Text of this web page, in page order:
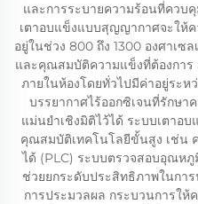
และการระบายความร้อนที่ควบ
เตาอบแข็งแบบสุญญากาศจะให้
อยู่ในช่วง 800 ถึง 1300 องศาเซ
และคุณสมบัติความแข็งที่ต้องกา
ภายในห้องโดยทั่วไปมีค่าอยู่ระหว่
บรรยากาศไร้ออกซิเจนที่รักษ
แม่นยำเชิงมิติไว้ได้ ระบบเตา
คุณสมบัติเทคโนโลยีขั้นสูง เช่น
ได้ (PLC) ระบบตรวจสอบอุณห
ช่วยยกระดับประสิทธิภาพในกา
การประมวลผล กระบวนการใ